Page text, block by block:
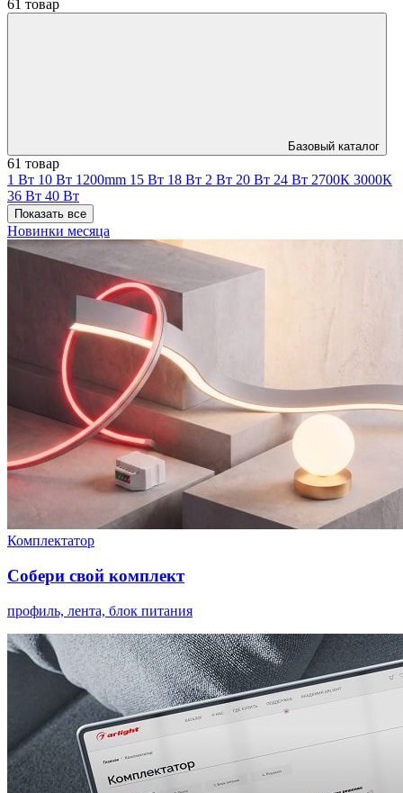
61 товар
Базовый каталог
61 товар
1 Вт 10 Вт 1200mm 15 Вт 18 Вт 2 Вт 20 Вт 24 Вт 2700К 3000К
36 Вт 40 Вт
Показать все
Новинки месяца
Комплектатор
Собери свой комплект
профиль, лента, блок питания